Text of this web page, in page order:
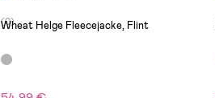
(0)
Wheat Helge Fleecejacke, Flint